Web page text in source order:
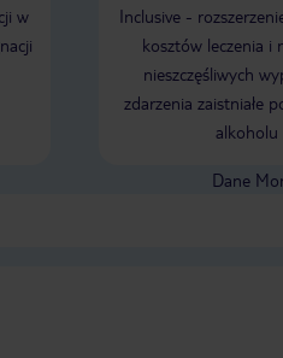
w
Inclusive -
kosztów leczenia i
nieszczęśliwych
zdarzenia zaistniałe
alkoholu
Dane